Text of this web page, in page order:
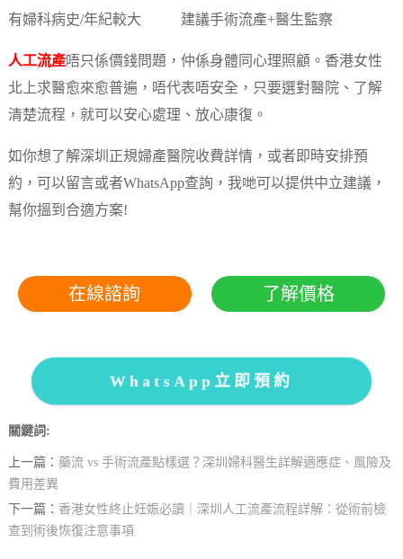
有婦科病史/年紀較大 建議手術流產+醫生監察
人工流產唔只係價錢問題，仲係身體同心理照顧。香港女性
北上求醫愈來愈普遍，唔代表唔安全，只要選對醫院、了解
清楚流程，就可以安心處理、放心康復。
如你想了解深圳正規婦產醫院收費詳情，或者即時安排預
約，可以留言或者WhatsApp查詢，我哋可以提供中立建議，
幫你搵到合適方案!
在線諮詢 了解價格
WhatsApp立即預約
關鍵詞:
上一篇： 藥流 vs 手術流產點樣選？深圳婦科醫生詳解適應症、風險及
費用差異
下一篇： 香港女性終止妊娠必讀｜深圳人工流產流程詳解：從術前檢
查到術後恢復注意事項